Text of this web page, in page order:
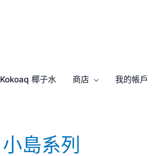
Kokoaq 椰子水 商店 我的帳戶
小島系列